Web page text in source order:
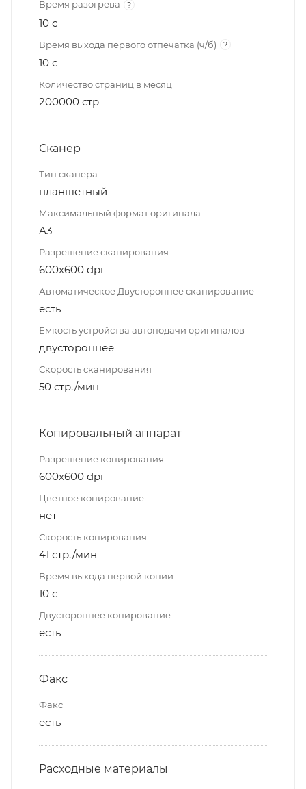
Время разогрева ?
10 с
Время выхода первого отпечатка (ч/б) ?
10 с
Количество страниц в месяц
200000 стр
Сканер
Тип сканера
планшетный
Максимальный формат оригинала
A3
Разрешение сканирования
600x600 dpi
Автоматическое Двустороннее сканирование
есть
Емкость устройства автоподачи оригиналов
двустороннее
Скорость сканирования
50 стр./мин
Копировальный аппарат
Разрешение копирования
600x600 dpi
Цветное копирование
нет
Скорость копирования
41 стр./мин
Время выхода первой копии
10 с
Двустороннее копирование
есть
Факс
Факс
есть
Расходные материалы